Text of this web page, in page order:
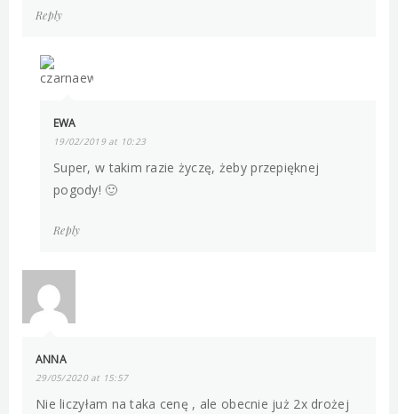
Reply
EWA
19/02/2019 at 10:23
Super, w takim razie życzę, żeby przepięknej
pogody! 🙂
Reply
ANNA
29/05/2020 at 15:57
Nie liczyłam na taka cenę , ale obecnie już 2x drożej